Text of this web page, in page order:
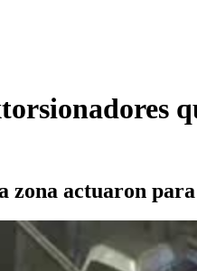
zona actuaron